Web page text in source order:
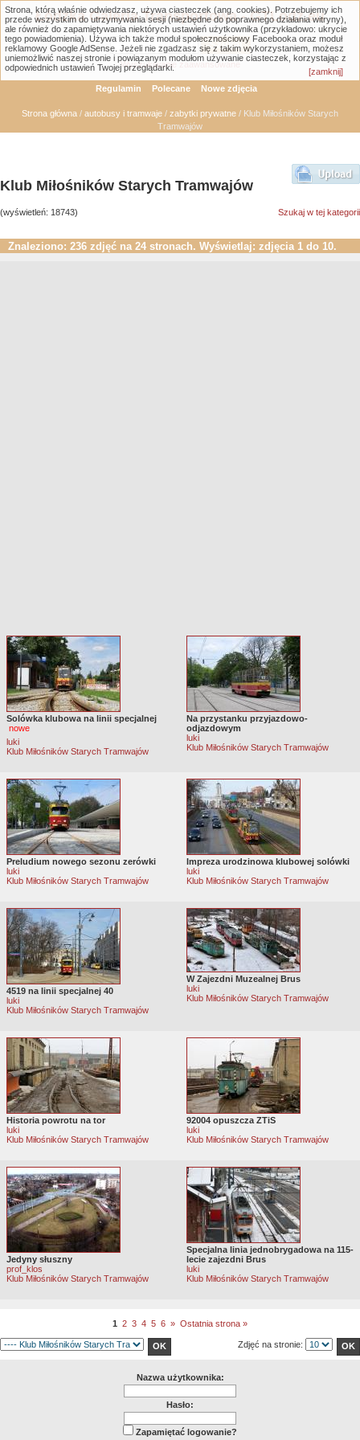
Łódzka Galeria Transportowa - GTLodz.eu
Wyszukiwanie zaawansowane
Regulamin Polecane Nowe zdjęcia
Strona główna / autobusy i tramwaje / zabytki prywatne / Klub Miłośników Starych
Tramwajów
Klub Miłośników Starych Tramwajów
(wyświetleń: 18743) Szukaj w tej kategorii
Znaleziono: 236 zdjęć na 24 stronach. Wyświetlaj: zdjęcia 1 do 10.
Solówka klubowa na linii specjalnej
nowe
luki
Klub Miłośników Starych Tramwajów
Na przystanku przyjazdowo-
odjazdowym
luki
Klub Miłośników Starych Tramwajów
Preludium nowego sezonu zerówki
luki
Klub Miłośników Starych Tramwajów
Impreza urodzinowa klubowej solówki
luki
Klub Miłośników Starych Tramwajów
4519 na linii specjalnej 40
luki
Klub Miłośników Starych Tramwajów
W Zajezdni Muzealnej Brus
luki
Klub Miłośników Starych Tramwajów
Historia powrotu na tor
luki
Klub Miłośników Starych Tramwajów
92004 opuszcza ZTiS
luki
Klub Miłośników Starych Tramwajów
Jedyny słuszny
prof_klos
Klub Miłośników Starych Tramwajów
Specjalna linia jednobrygadowa na 115-
lecie zajezdni Brus
luki
Klub Miłośników Starych Tramwajów
1 2 3 4 5 6 » Ostatnia strona »
Zdjęć na stronie:
Nazwa użytkownika:
Hasło:
Zapamiętać logowanie?
Strona, którą właśnie odwiedzasz, używa ciasteczek (ang. cookies). Potrzebujemy ich
przede wszystkim do utrzymywania sesji (niezbędne do poprawnego działania witryny),
ale również do zapamiętywania niektórych ustawień użytkownika (przykładowo: ukrycie
tego powiadomienia). Używa ich także moduł społecznościowy Facebooka oraz moduł
reklamowy Google AdSense. Jeżeli nie zgadzasz się z takim wykorzystaniem, możesz
uniemożliwić naszej stronie i powiązanym modułom używanie ciasteczek, korzystając z
odpowiednich ustawień Twojej przeglądarki.
[zamknij]